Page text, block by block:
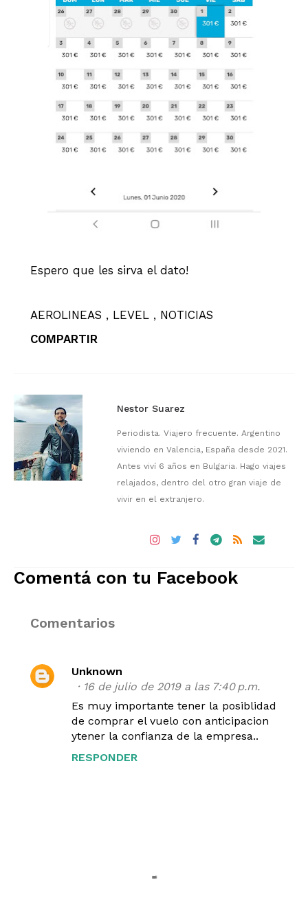
Espero que les sirva el dato!
AEROLINEAS LEVEL
NOTICIAS
COMPARTIR
Nestor Suarez
Periodista. Viajero frecuente. Argentino
viviendo en Valencia, España desde 2021.
Antes viví 6 años en Bulgaria. Hago viajes
relajados, dentro del otro gran viaje de
vivir en el extranjero.
Comentá con tu Facebook
Comentarios
Unknown
16 de julio de 2019 a las 7:40 p.m.
Es muy importante tener la posiblidad
de comprar el vuelo con anticipacion
ytener la confianza de la empresa..
RESPONDER